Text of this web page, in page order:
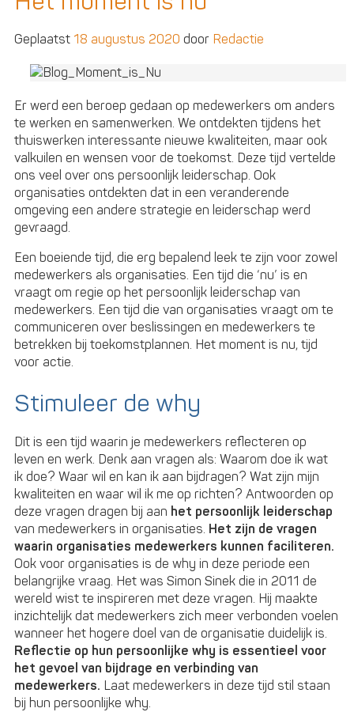
het
van
op
wereld
vol
Geplaatst 18 augustus 2020 door Redactie
Er werd een beroep gedaan op medewerkers om anders
te werken en samenwerken. We ontdekten tijdens het
thuiswerken interessante nieuwe kwaliteiten, maar ook
valkuilen en wensen voor de toekomst. Deze tijd vertelde
ons veel over ons persoonlijk leiderschap. Ook
organisaties ontdekten dat in een veranderende
omgeving een andere strategie en leiderschap werd
gevraagd.
Een boeiende tijd, die erg bepalend leek te zijn voor zowel
medewerkers als organisaties. Een tijd die ‘nu’ is en
vraagt om regie op het persoonlijk leiderschap van
medewerkers. Een tijd die van organisaties vraagt om te
communiceren over beslissingen en medewerkers te
betrekken bij toekomstplannen. Het moment is nu, tijd
voor actie.
Stimuleer de why
Dit is een tijd waarin je medewerkers reflecteren op
leven en werk. Denk aan vragen als: Waarom doe ik wat
ik doe? Waar wil en kan ik aan bijdragen? Wat zijn mijn
kwaliteiten en waar wil ik me op richten? Antwoorden op
deze vragen dragen bij aan het persoonlijk leiderschap
van medewerkers in organisaties. Het zijn de vragen
waarin organisaties medewerkers kunnen faciliteren.
Ook voor organisaties is de why in deze periode een
belangrijke vraag. Het was Simon Sinek die in 2011 de
wereld wist te inspireren met deze vragen. Hij maakte
inzichtelijk dat medewerkers zich meer verbonden voelen
wanneer het hogere doel van de organisatie duidelijk is.
Reflectie op hun persoonlijke why is essentieel voor
het gevoel van bijdrage en verbinding van
medewerkers. Laat medewerkers in deze tijd stil staan
bij hun persoonlijke why.